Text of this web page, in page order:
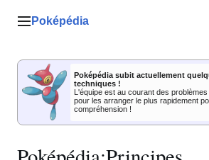
Menu principal
Poképédia
Poképédia subit actuellement
techniques !
L'équipe est au courant des
pour les arranger le plus rapidement
compréhension !